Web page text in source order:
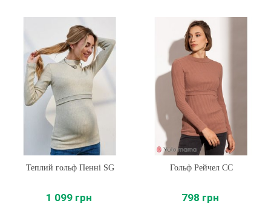
Теплий гольф Пенні SG
1 099 грн
Гольф Рейчел CC
798 грн